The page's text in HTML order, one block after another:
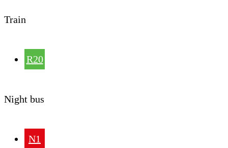
Train
R20
Night bus
N1